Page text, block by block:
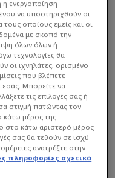
υπάρχει και τα
πάμπολλα, οι
την προσοχή τους
Ποιόν; Μα
η ενεργοποίηση
να υποστηριχθούν οι
οποίους εμείς και οι
με σκοπό την
όλων όλων ή
τεχνολογίες θα
οι ιχνηλάτες, ορισμένο
που βλέπετε
εσάς. Μπορείτε να
τις επιλογές σας ή
στιγμή πατώντας τον
κάτω μέρος της
στο κάτω αριστερό μέρος
σας θα τεθούν σε ισχύ
ανατρέξτε στην
πληροφορίες σχετικά